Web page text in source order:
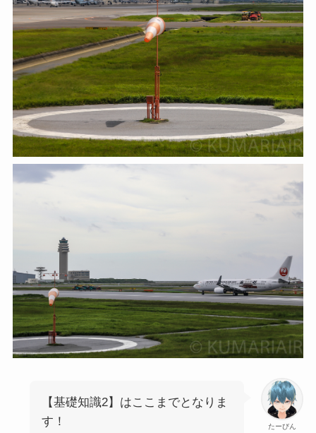
たーびん
【基礎知識2】はここまでとなりま
す！